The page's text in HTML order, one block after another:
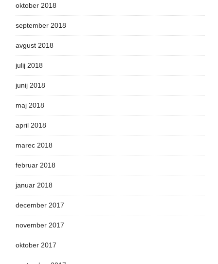
oktober 2018
september 2018
avgust 2018
julij 2018
junij 2018
maj 2018
april 2018
marec 2018
februar 2018
januar 2018
december 2017
november 2017
oktober 2017